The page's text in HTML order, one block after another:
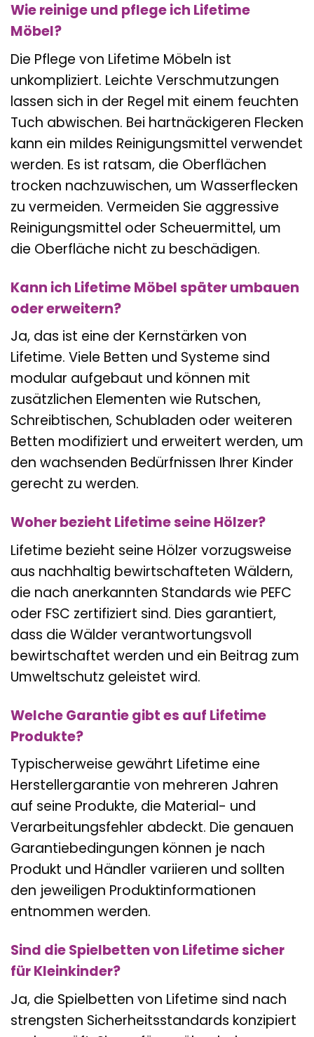
Wie reinige und pflege ich Lifetime
Möbel?
Die Pflege von Lifetime Möbeln ist
unkompliziert. Leichte Verschmutzungen
lassen sich in der Regel mit einem feuchten
Tuch abwischen. Bei hartnäckigeren Flecken
kann ein mildes Reinigungsmittel verwendet
werden. Es ist ratsam, die Oberflächen
trocken nachzuwischen, um Wasserflecken
zu vermeiden. Vermeiden Sie aggressive
Reinigungsmittel oder Scheuermittel, um
die Oberfläche nicht zu beschädigen.
Kann ich Lifetime Möbel später umbauen
oder erweitern?
Ja, das ist eine der Kernstärken von
Lifetime. Viele Betten und Systeme sind
modular aufgebaut und können mit
zusätzlichen Elementen wie Rutschen,
Schreibtischen, Schubladen oder weiteren
Betten modifiziert und erweitert werden, um
den wachsenden Bedürfnissen Ihrer Kinder
gerecht zu werden.
Woher bezieht Lifetime seine Hölzer?
Lifetime bezieht seine Hölzer vorzugsweise
aus nachhaltig bewirtschafteten Wäldern,
die nach anerkannten Standards wie PEFC
oder FSC zertifiziert sind. Dies garantiert,
dass die Wälder verantwortungsvoll
bewirtschaftet werden und ein Beitrag zum
Umweltschutz geleistet wird.
Welche Garantie gibt es auf Lifetime
Produkte?
Typischerweise gewährt Lifetime eine
Herstellergarantie von mehreren Jahren
auf seine Produkte, die Material- und
Verarbeitungsfehler abdeckt. Die genauen
Garantiebedingungen können je nach
Produkt und Händler variieren und sollten
den jeweiligen Produktinformationen
entnommen werden.
Sind die Spielbetten von Lifetime sicher
für Kleinkinder?
Ja, die Spielbetten von Lifetime sind nach
strengsten Sicherheitsstandards konzipiert